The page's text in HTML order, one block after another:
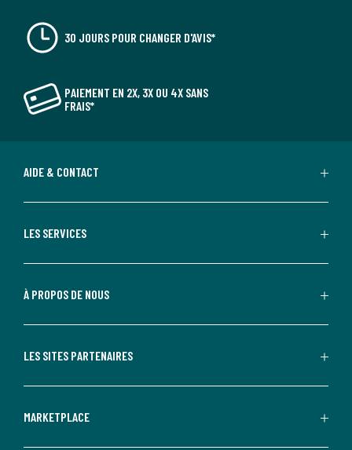
30 JOURS POUR CHANGER D'AVIS*
PAIEMENT EN 2X, 3X OU 4X SANS
FRAIS*
AIDE & CONTACT
LES SERVICES
À PROPOS DE NOUS
LES SITES PARTENAIRES
MARKETPLACE